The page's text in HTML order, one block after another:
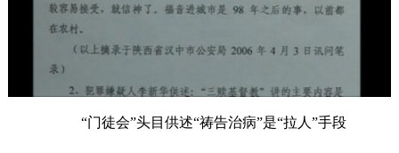
“门徒会”头目供述“祷告治病”是“拉人”手段